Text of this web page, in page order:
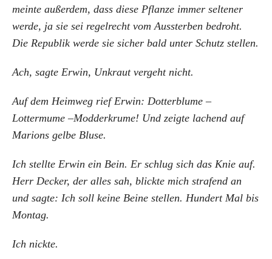
meinte außerdem, dass diese Pflanze immer seltener
werde, ja sie sei regelrecht vom Aussterben bedroht.
Die Republik werde sie sicher bald unter Schutz stellen.
Ach, sagte Erwin, Unkraut vergeht nicht.
Auf dem Heimweg rief Erwin: Dotterblume –
Lottermume –Modderkrume! Und zeigte lachend auf
Marions gelbe Bluse.
Ich stellte Erwin ein Bein. Er schlug sich das Knie auf.
Herr Decker, der alles sah, blickte mich strafend an
und sagte: Ich soll keine Beine stellen. Hundert Mal bis
Montag.
Ich nickte.